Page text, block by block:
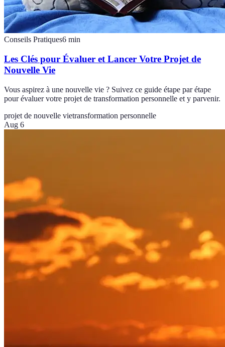
Conseils Pratiques6 min
Les Clés pour Évaluer et Lancer Votre Projet de
Nouvelle Vie
Vous aspirez à une nouvelle vie ? Suivez ce guide étape par étape
pour évaluer votre projet de transformation personnelle et y parvenir.
projet de nouvelle vietransformation personnelle
Aug 6